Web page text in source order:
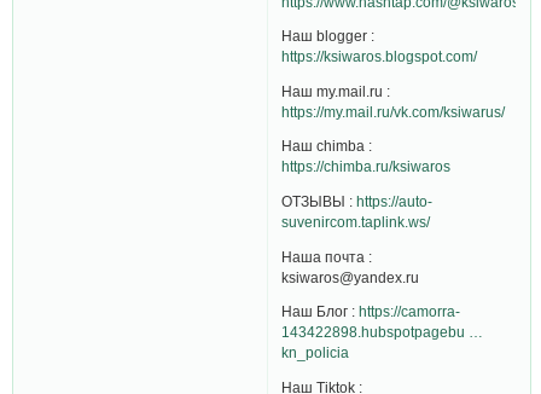
Наш blogger :
https://ksiwaros.blogspot.com/
Наш my.mail.ru :
https://my.mail.ru/vk.com/ksiwarus/
Наш chimba :
https://chimba.ru/ksiwaros
ОТЗЫВЫ : https://auto-
suvenircom.taplink.ws/
Наша почта :
ksiwaros@yandex.ru
Наш Блог : https://camorra-
143422898.hubspotpagebu …
kn_policia
Наш Tiktok :